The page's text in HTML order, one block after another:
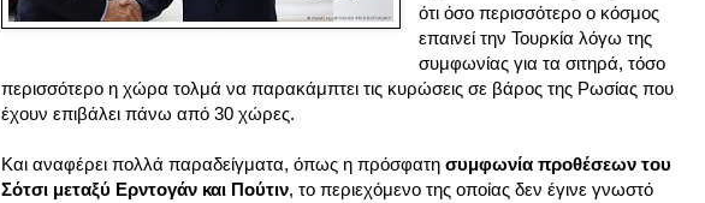
ότι όσο περισσότερο ο κόσμος
επαινεί την Τουρκία λόγω της
συμφωνίας για τα σιτηρά, τόσο
περισσότερο η χώρα τολμά να παρακάμπτει τις κυρώσεις σε βάρος της Ρωσίας που
έχουν επιβάλει πάνω από 30 χώρες.
Και αναφέρει πολλά παραδείγματα, όπως η πρόσφατη συμφωνία προθέσεων του
Σότσι μεταξύ Ερντογάν και Πούτιν, το περιεχόμενο της οποίας δεν έγινε γνωστό